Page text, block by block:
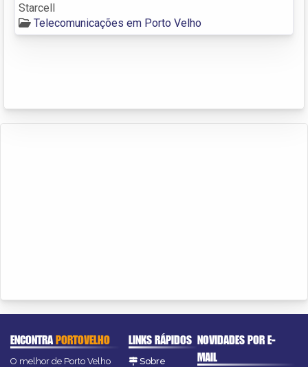
Starcell
Telecomunicações em Porto Velho
ENCONTRAPORTOVELHO
O melhor de Porto Velho
LINKS RÁPIDOS
Sobre
NOVIDADES POR E-
MAIL